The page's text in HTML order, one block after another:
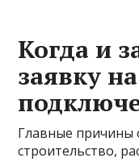
Когда и
заявку
Главные причины
строительство,